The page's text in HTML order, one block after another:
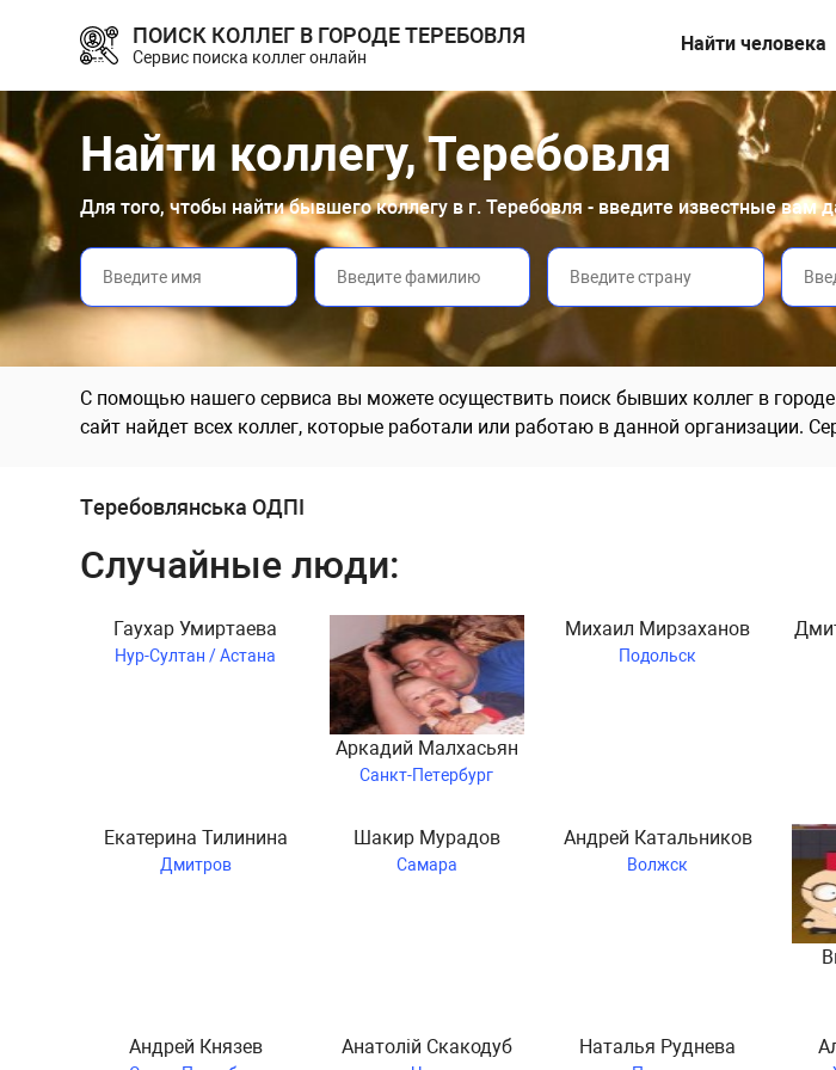
ПОИСК КОЛЛЕГ В ГОРОДЕ ТЕРЕБОВЛЯ
Сервис поиска коллег онлайн
Найти человека
Найти коллегу, Теребовля
Для того, чтобы найти бывшего коллегу в г. Теребовля - введите известные
С помощью нашего сервиса вы можете осуществить поиск бывших коллег в
сайт найдет всех коллег, которые работали или работаю в данной организации.
Тeрeбoвлянська OДПI
Случайные люди:
Гаухар Умиртаева
Нур-Султан / Астана
Аркадий Малхасьян
Санкт-Петербург
Михаил Мирзаханов
Подольск
Екатерина Тилинина
Дмитров
Шакир Мурадов
Самара
Андрей Катальников
Волжск
Андрей Князев Анатолій Скакодуб Наталья Руднева